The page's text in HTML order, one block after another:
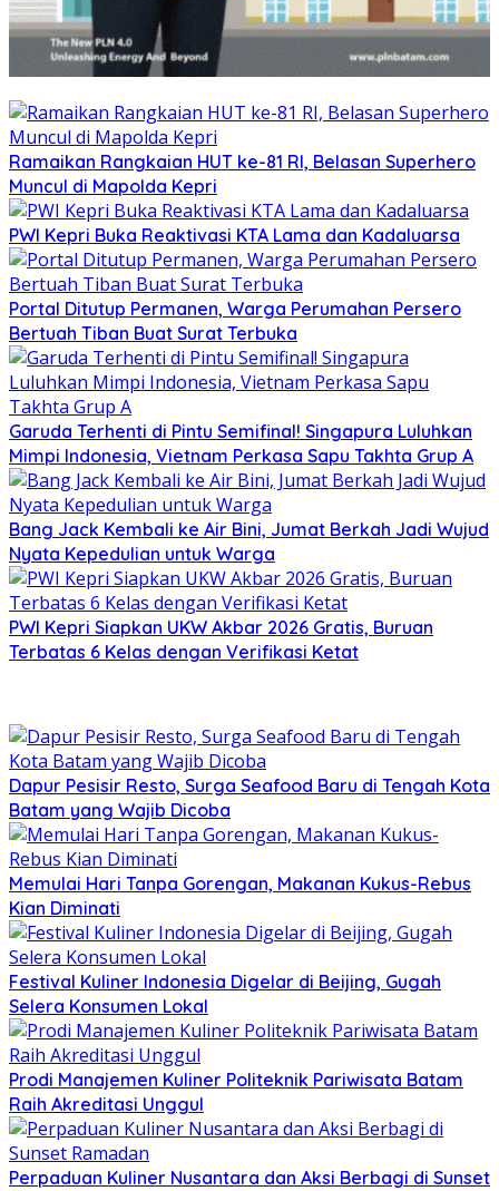
Ramaikan Rangkaian HUT ke-81 RI, Belasan Superhero
Muncul di Mapolda Kepri
PWI Kepri Buka Reaktivasi KTA Lama dan Kadaluarsa
Portal Ditutup Permanen, Warga Perumahan Persero
Bertuah Tiban Buat Surat Terbuka
Garuda Terhenti di Pintu Semifinal! Singapura Luluhkan
Mimpi Indonesia, Vietnam Perkasa Sapu Takhta Grup A
Bang Jack Kembali ke Air Bini, Jumat Berkah Jadi Wujud
Nyata Kepedulian untuk Warga
PWI Kepri Siapkan UKW Akbar 2026 Gratis, Buruan
Terbatas 6 Kelas dengan Verifikasi Ketat
Dapur Pesisir Resto, Surga Seafood Baru di Tengah Kota
Batam yang Wajib Dicoba
Memulai Hari Tanpa Gorengan, Makanan Kukus-Rebus
Kian Diminati
Festival Kuliner Indonesia Digelar di Beijing, Gugah
Selera Konsumen Lokal
Prodi Manajemen Kuliner Politeknik Pariwisata Batam
Raih Akreditasi Unggul
Perpaduan Kuliner Nusantara dan Aksi Berbagi di Sunset